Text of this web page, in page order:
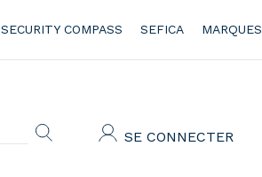
SECURITY COMPASS SEFICA MARQUES
SE CONNECTER